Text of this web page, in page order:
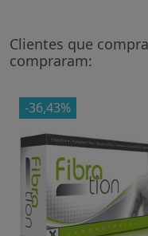
Clientes que
compraram:
-36,43%